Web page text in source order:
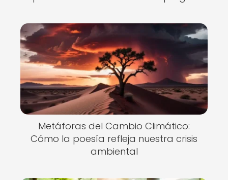
Metáforas del Cambio Climático:
Cómo la poesía refleja nuestra crisis
ambiental